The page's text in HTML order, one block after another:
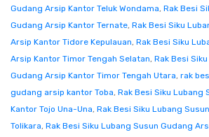
Gudang Arsip Kantor Teluk Wondama, Rak Besi
Gudang Arsip Kantor Ternate, Rak Besi Siku
Arsip Kantor Tidore Kepulauan, Rak Besi Siku
Arsip Kantor Timor Tengah Selatan, Rak Besi
Gudang Arsip Kantor Timor Tengah Utara, rak
gudang arsip kantor Toba, Rak Besi Siku Lubang
Kantor Tojo Una-Una, Rak Besi Siku Lubang
Tolikara, Rak Besi Siku Lubang Susun Gudang